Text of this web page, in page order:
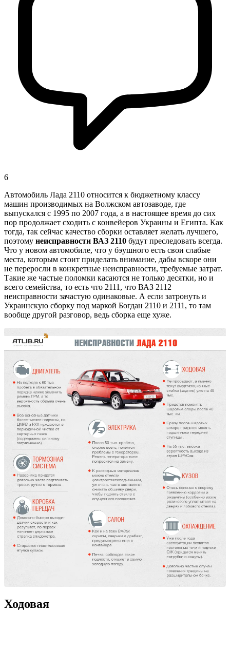
6
Автомобиль Лада 2110 относится к бюджетному классу
машин производимых на Волжском автозаводе, где
выпускался с 1995 по 2007 года, а в настоящее время до сих
пор продолжает сходить с конвейеров Украины и Египта. Как
тогда, так сейчас качество сборки оставляет желать лучшего,
поэтому неисправности ВАЗ 2110 будут преследовать всегда.
Что у новом автомобиле, что у бэушного есть свои слабые
места, которым стоит приделать внимание, дабы вскоре они
не переросли в конкретные неисправности, требуемые затрат.
Такие же частые поломки касаются не только десятки, но и
всего семейства, то есть что 2111, что ВАЗ 2112
неисправности зачастую одинаковые. А если затронуть и
Украинскую сборку под маркой Богдан 2110 и 2111, то там
вообще другой разговор, ведь сборка еще хуже.
Ходовая